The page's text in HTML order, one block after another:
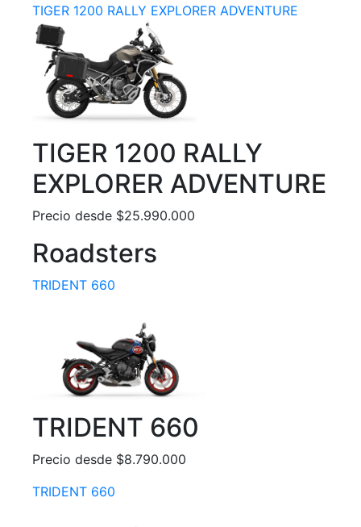
TIGER 1200 RALLY EXPLORER ADVENTURE
TIGER 1200 RALLY
EXPLORER ADVENTURE
Precio desde $25.990.000
Roadsters
TRIDENT 660
TRIDENT 660
Precio desde $8.790.000
TRIDENT 660